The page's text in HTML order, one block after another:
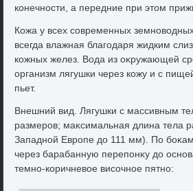
конечности, а передние при этοм
Кожа у всех современных
всегда влажная благодаря жидким
кожных желез. Вода из оκружающей
организм лягушки через кожу и с
пьет.
Внешний вид. Лягушки с массивным
размеров; маκсимальная длина тела
Западной Европе дο 111 мм). По боκам
через барабанную перепонκу дο
темно-коричневοе височное пятно: